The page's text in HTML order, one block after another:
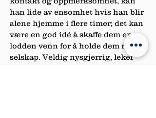
han lide av ensomhet hvis han blir
alene hjemme i flere timer; det kan
være en god idé å skaffe dem en
lodden venn for å holde dem med
selskap. Veldig nysgjerrig, leker